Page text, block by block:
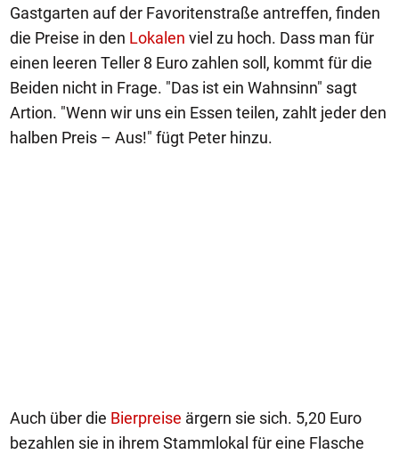
Gastgarten auf der Favoritenstraße antreffen, finden
die Preise in den Lokalen viel zu hoch. Dass man für
einen leeren Teller 8 Euro zahlen soll, kommt für die
Beiden nicht in Frage. "Das ist ein Wahnsinn" sagt
Artion. "Wenn wir uns ein Essen teilen, zahlt jeder den
halben Preis – Aus!" fügt Peter hinzu.
Auch über die Bierpreise ärgern sie sich. 5,20 Euro
bezahlen sie in ihrem Stammlokal für eine Flasche